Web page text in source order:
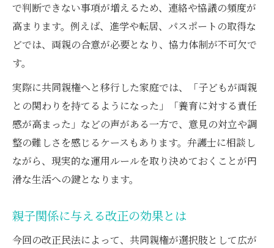
で判断できない事項が増えるため、連絡や協議の頻度が
高まります。例えば、進学や転居、パスポートの取得な
どでは、両親の合意が必要となり、協力体制が不可欠で
す。
実際に共同親権へと移行した家庭では、「子どもが両親
との関わりを持てるようになった」「養育に対する責任
感が高まった」などの声がある一方で、意見の対立や調
整の難しさを感じるケースもあります。弁護士に相談し
ながら、現実的な運用ルールを取り決めておくことが円
滑な生活への鍵となります。
親子関係に与える改正の効果とは
今回の改正民法によって、共同親権が選択肢として広が